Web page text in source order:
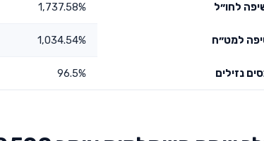
לחו״ל 1,737.58%
למט״ח 1,034.54%
נזילים 96.5%